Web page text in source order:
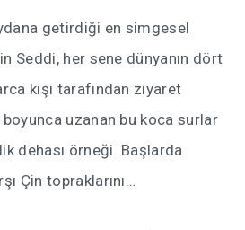
getirdiği en simgesel
Seddi, her sene dünyanın dört
kişi tarafından ziyaret
boyunca uzanan bu koca surlar
dehası örneği. Başlarda
Çin topraklarını…